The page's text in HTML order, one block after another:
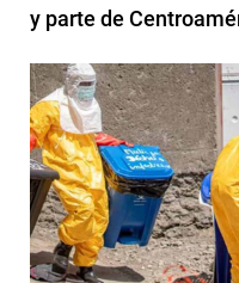
y parte de